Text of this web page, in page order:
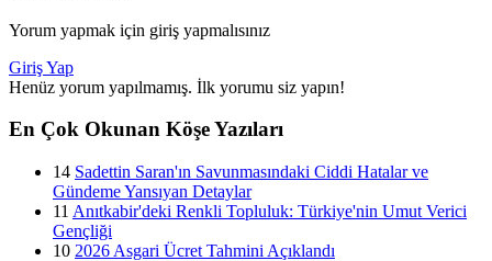
Yorum yapmak için giriş yapmalısınız
Giriş Yap
Henüz yorum yapılmamış. İlk yorumu siz yapın!
En Çok Okunan Köşe Yazıları
14 Sadettin Saran'ın Savunmasındaki Ciddi Hatalar ve
Gündeme Yansıyan Detaylar
11 Anıtkabir'deki Renkli Topluluk: Türkiye'nin Umut Verici
Gençliği
10 2026 Asgari Ücret Tahmini Açıklandı